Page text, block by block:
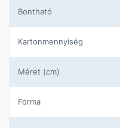
Bontható
Kartonmennyiség
Méret (cm)
Forma